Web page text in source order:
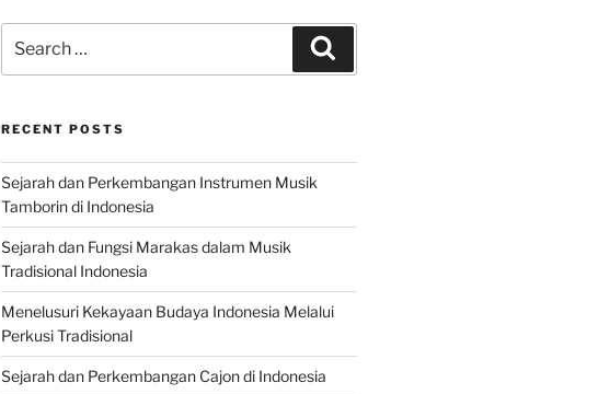
for:
RECENT POSTS
Sejarah dan Perkembangan Instrumen Musik
Tamborin di Indonesia
Sejarah dan Fungsi Marakas dalam Musik
Tradisional Indonesia
Menelusuri Kekayaan Budaya Indonesia Melalui
Perkusi Tradisional
Sejarah dan Perkembangan Cajon di Indonesia